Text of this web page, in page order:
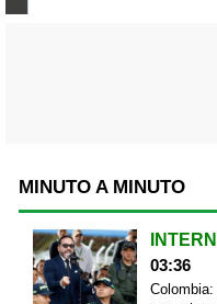
MINUTO A MINUTO
03:36